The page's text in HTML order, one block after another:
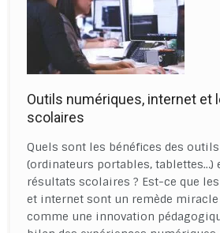
Outils numériques, internet et
scolaires
Quels sont les bénéfices des
(ordinateurs portables, tablettes…)
résultats scolaires ? Est-ce que
et internet sont un remède
comme une innovation